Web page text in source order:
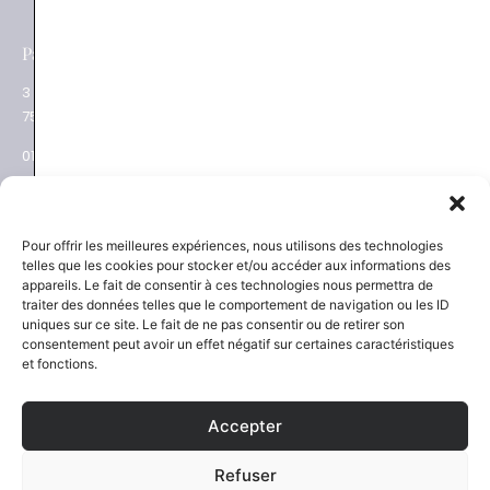
Pour offrir les meilleures expériences, nous utilisons des technologies
telles que les cookies pour stocker et/ou accéder aux informations des
appareils. Le fait de consentir à ces technologies nous permettra de
traiter des données telles que le comportement de navigation ou les ID
uniques sur ce site. Le fait de ne pas consentir ou de retirer son
consentement peut avoir un effet négatif sur certaines caractéristiques
et fonctions.
Accepter
Refuser
Paris XVII
3 place des Ternes
75017 Paris
01 53 81 69 08
NEWSLETTER
Découvrez les actualités
et les nouveautés
SAVOIR-FAIRE
La Maison
Joaillier négociant
Engagements
Guide des pierres
Guide joaillerie
SERVICES NOUS SUIVRE